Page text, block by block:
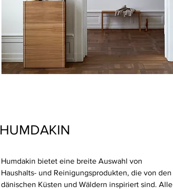
HUMDAKIN
Humdakin bietet eine breite Auswahl von
Haushalts- und Reinigungsprodukten, die von den
dänischen Küsten und Wäldern inspiriert sind. Alle